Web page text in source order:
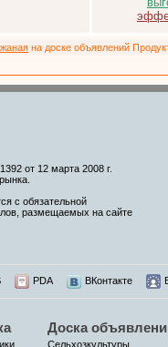
на доске объявлений
от 12 марта 2008 г.
с обязательной
размещаемых на сайте
PDA ВКонтакте
Доска
Сельхозкультуры